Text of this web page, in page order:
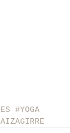
#YOGA